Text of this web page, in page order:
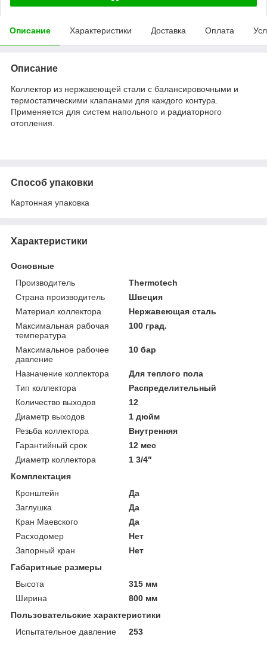
Описание Характеристики Доставка Оплата
Описание
Коллектор из нержавеющей стали с балансировочными и
термостатическими клапанами для каждого контура.
Применяется для систем напольного и радиаторного
отопления.
Способ упаковки
Картонная упаковка
Характеристики
Основные
Производитель
Thermotech
Страна производитель
Швеция
Материал коллектора
Нержавеющая сталь
Максимальная рабочая
температура
100 град.
Максимальное рабочее
давление
10 бар
Назначение коллектора
Для теплого пола
Тип коллектора
Распределительный
Количество выходов
12
Диаметр выходов
1 дюйм
Резьба коллектора
Внутренняя
Гарантийный срок
12 мес
Диаметр коллектора
1 3/4"
Комплектация
Кронштейн
Да
Заглушка
Да
Кран Маевского
Да
Расходомер
Нет
Запорный кран
Нет
Габаритные размеры
Высота
315 мм
Ширина
800 мм
Пользовательские характеристики
Испытательное давление
253